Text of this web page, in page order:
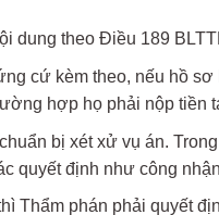
dung theo Điều 189
cứ kèm theo, nếu hồ
hợp họ phải nộp tiền
bị xét xử vụ án.
quyết định như công
Thẩm phán phải quyết